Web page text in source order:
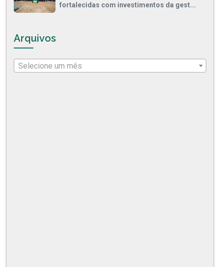
fortalecidas com investimentos da gest...
Arquivos
Selecione um mês